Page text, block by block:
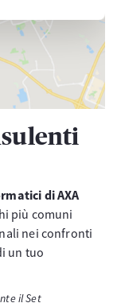
di AXA
più comuni
nei confronti
un tuo
il Set